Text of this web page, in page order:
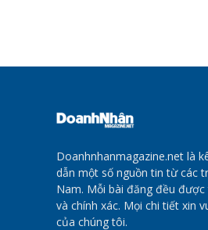
Doanhnhanmagazine.net là
dẫn một số nguồn tin từ các
Nam. Mỗi bài đăng đều
và chính xác. Mọi chi tiết xin
của chúng tôi.